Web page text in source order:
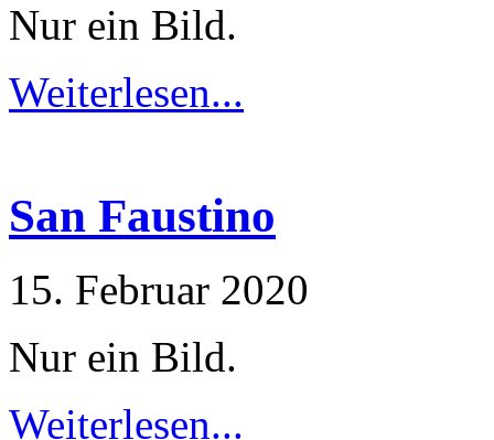
Nur ein Bild.
Weiterlesen...
San Faustino
15. Februar 2020
Nur ein Bild.
Weiterlesen...